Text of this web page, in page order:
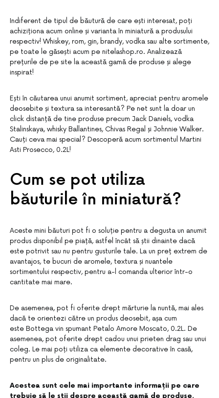
Indiferent de tipul de băutură de care ești interesat, poți
achiziționa acum online și varianta în miniatură a produsului
respectiv! Whiskey, rom, gin, brandy, vodka sau alte sortimente,
pe toate le găsești acum pe nitelashop.ro. Analizează
prețurile de pe site la această gamă de produse și alege
inspirat!
Ești în căutarea unui anumit sortiment, apreciat pentru aromele
deosebite și textura sa interesantă? Pe net sunt la doar un
click distanță de tine produse precum Jack Daniels, vodka
Stalinskaya, whisky Ballantines, Chivas Regal și Johnnie Walker.
Cauți ceva mai special? Descoperă acum sortimentul Martini
Asti Prosecco, 0.2L!
Cum se pot utiliza
băuturile în miniatură?
Aceste mini băuturi pot fi o soluție pentru a degusta un anumit
produs disponibil pe piață, astfel încât să știi dinainte dacă
este potrivit sau nu pentru gusturile tale. La un preț extrem de
avantajos, te bucuri de aromele, textura și nuantele
sortimentului respectiv, pentru a-l comanda ulterior într-o
cantitate mai mare.
De asemenea, pot fi oferite drept mărturie la nuntă, mai ales
dacă te orientezi către un produs deosebit, așa cum
este Bottega vin spumant Petalo Amore Moscato, 0.2L. De
asemenea, pot oferite drept cadou unui prieten drag sau unui
coleg. Le mai poți utiliza ca elemente decorative în casă,
pentru un plus de originalitate.
Acestea sunt cele mai importante informații pe care
trebuie să le știi despre această gamă de produse.